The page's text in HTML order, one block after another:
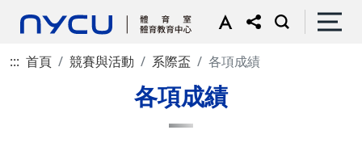
::: 首頁 競賽與活動 系際盃 各項成績
各項成績